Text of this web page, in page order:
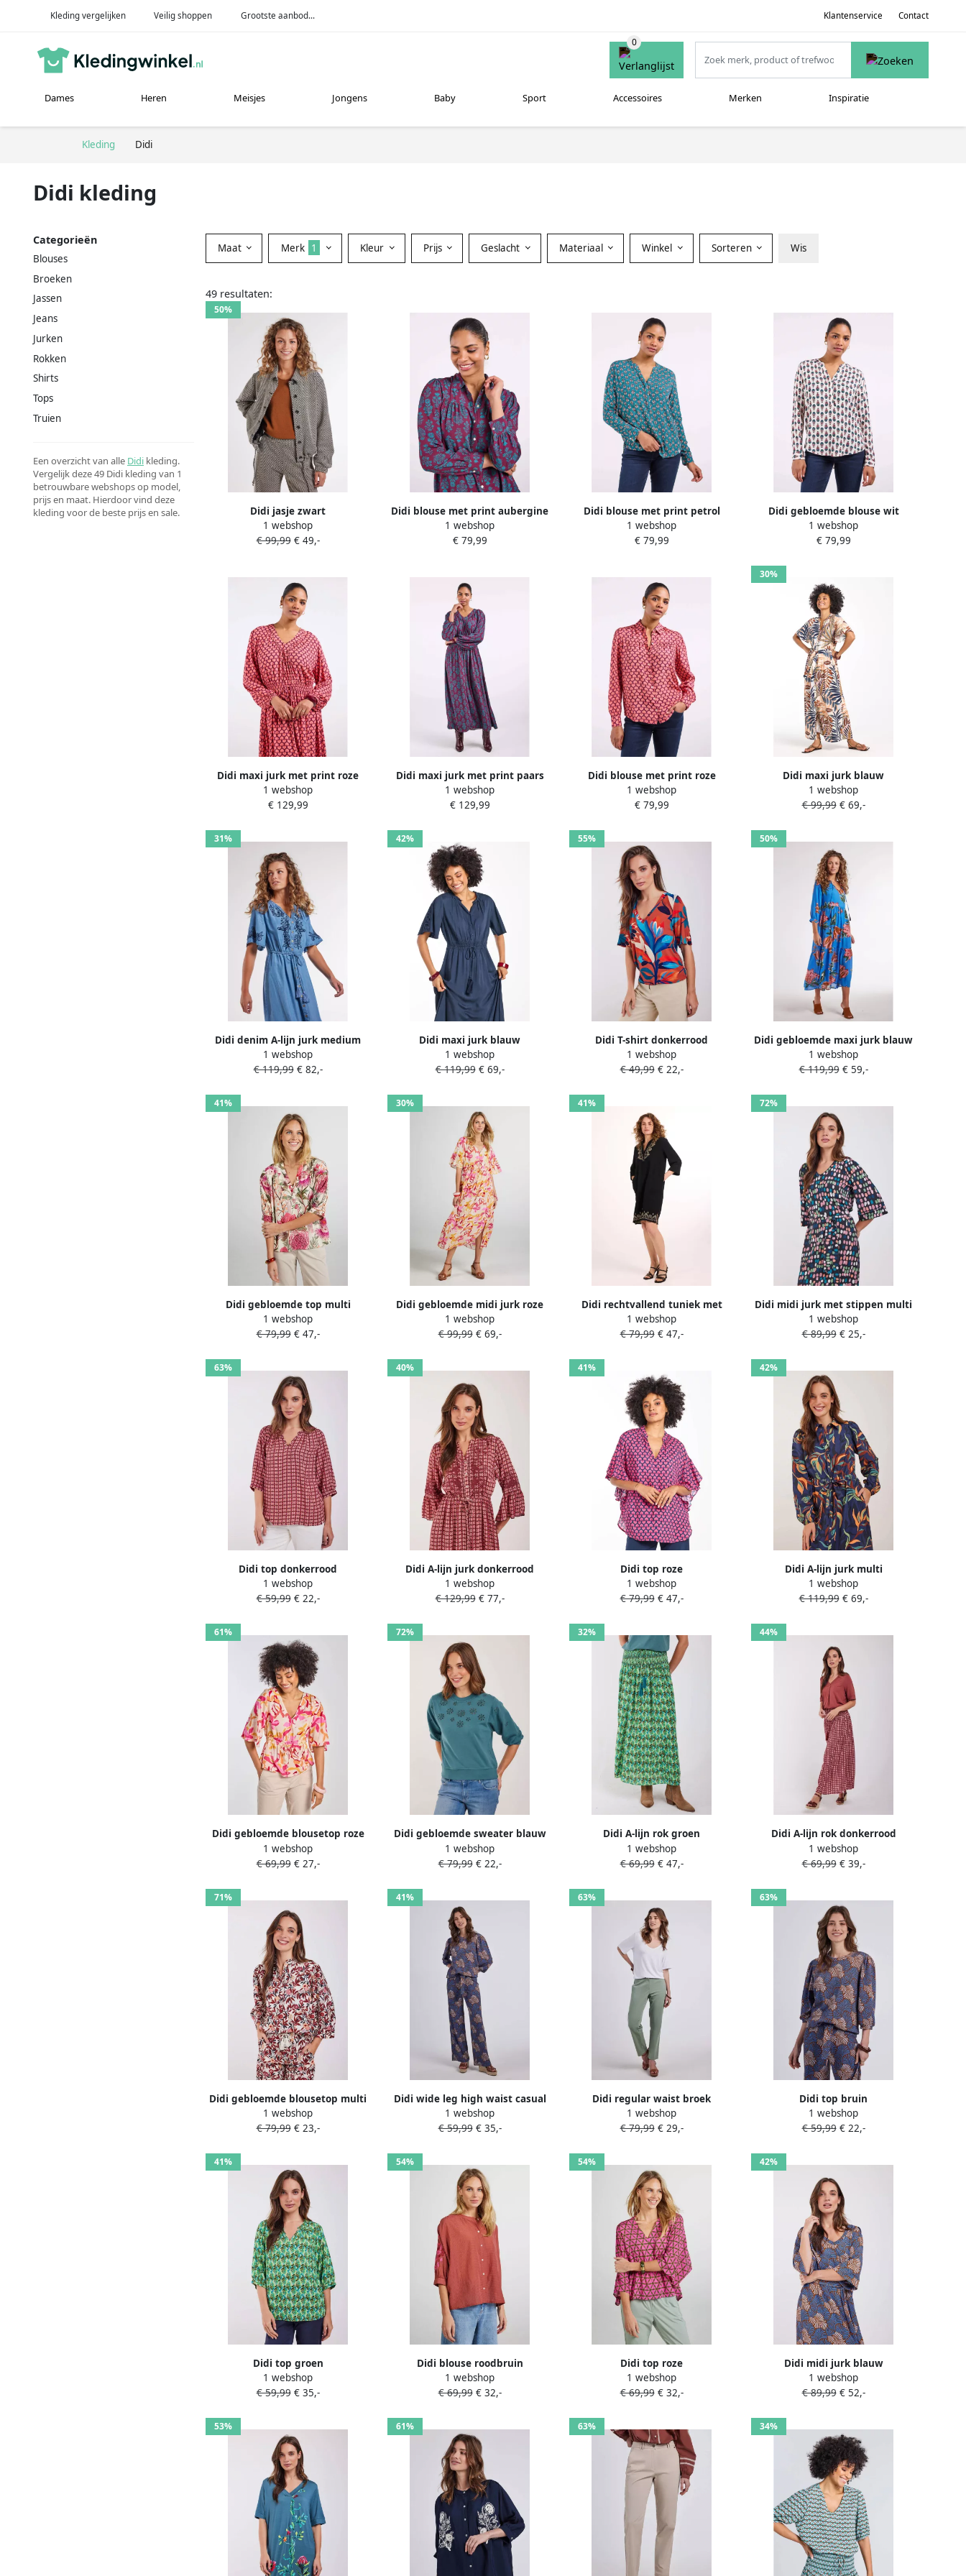
Kleding vergelijken Veilig shoppen Grootste aanbod... Klantenservice Contact
Dames Heren Meisjes Jongens Baby Sport Accessoires Merken Inspiratie
Kleding Didi
Didi kleding
Categorieën
Blouses
Broeken
Jassen
Jeans
Jurken
Rokken
Shirts
Tops
Truien
Een overzicht van alle Didi kleding.
Vergelijk deze 49 Didi kleding van 1
betrouwbare webshops op model,
prijs en maat. Hierdoor vind deze
kleding voor de beste prijs en sale.
Maat Merk 1 Kleur Prijs Geslacht Materiaal Winkel Sorteren Wis
49 resultaten:
50%
Didi jasje zwart
1 webshop
€ 99,99€ 49,-
Didi blouse met print aubergine
1 webshop
€ 79,99
Didi blouse met print petrol
1 webshop
€ 79,99
Didi gebloemde blouse wit
1 webshop
€ 79,99
Didi maxi jurk met print roze
1 webshop
€ 129,99
Didi maxi jurk met print paars
1 webshop
€ 129,99
Didi blouse met print roze
1 webshop
€ 79,99
30%
Didi maxi jurk blauw
1 webshop
€ 99,99€ 69,-
31%
Didi denim A-lijn jurk medium
blue denim
1 webshop
€ 119,99€ 82,-
42%
Didi maxi jurk blauw
1 webshop
€ 119,99€ 69,-
55%
Didi T-shirt donkerrood
1 webshop
€ 49,99€ 22,-
50%
Didi gebloemde maxi jurk blauw
1 webshop
€ 119,99€ 59,-
41%
Didi gebloemde top multi
1 webshop
€ 79,99€ 47,-
30%
Didi gebloemde midi jurk roze
1 webshop
€ 99,99€ 69,-
41%
Didi rechtvallend tuniek met
borduursels zwart
1 webshop
€ 79,99€ 47,-
72%
Didi midi jurk met stippen multi
1 webshop
€ 89,99€ 25,-
63%
Didi top donkerrood
1 webshop
€ 59,99€ 22,-
40%
Didi A-lijn jurk donkerrood
1 webshop
€ 129,99€ 77,-
41%
Didi top roze
1 webshop
€ 79,99€ 47,-
42%
Didi A-lijn jurk multi
1 webshop
€ 119,99€ 69,-
61%
Didi gebloemde blousetop roze
1 webshop
€ 69,99€ 27,-
72%
Didi gebloemde sweater blauw
1 webshop
€ 79,99€ 22,-
32%
Didi A-lijn rok groen
1 webshop
€ 69,99€ 47,-
44%
Didi A-lijn rok donkerrood
1 webshop
€ 69,99€ 39,-
71%
Didi gebloemde blousetop multi
1 webshop
€ 79,99€ 23,-
41%
Didi wide leg high waist casual
broek bruin
1 webshop
€ 59,99€ 35,-
63%
Didi regular waist broek
1 webshop
€ 79,99€ 29,-
63%
Didi top bruin
1 webshop
€ 59,99€ 22,-
41%
Didi top groen
1 webshop
€ 59,99€ 35,-
54%
Didi blouse roodbruin
1 webshop
€ 69,99€ 32,-
54%
Didi top roze
1 webshop
€ 69,99€ 32,-
42%
Didi midi jurk blauw
1 webshop
€ 89,99€ 52,-
53% 61% 63% 34%